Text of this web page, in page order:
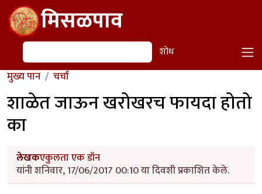
Skip to main contentमिसळपाव
शोध शोध
मुख्य पान चर्चा
शाळेत जाऊन खरोखरच फायदा होतो
का
लेखकएकुलता एक डॉन
यांनी शनिवार, 17/06/2017 00:10 या दिवशी प्रकाशित केले.